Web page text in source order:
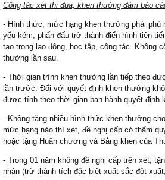
Công tác xét thi đua, khen thưởng đảm bảo
- Hình thức, mức hạng khen thưởng phải
yếu kém, phấn đấu trở thành điển hình tiên
tạo trong lao động, học tập, công tác. Không
thưởng lần sau.
­- Thời gian trình khen thưởng lần tiếp theo
lần trước. Đối với quyết định khen thưởng
được tính theo thời gian ban hành quyết định
- Không tặng nhiều hình thức khen thưởng
mức hạng nào thì xét, đề nghị cấp có thẩm
hoặc tặng Huân chương và Bằng khen của
- Trong 01 năm không đề nghị cấp trên xét,
nhân (trừ thành tích đặc biệt xuất sắc đột